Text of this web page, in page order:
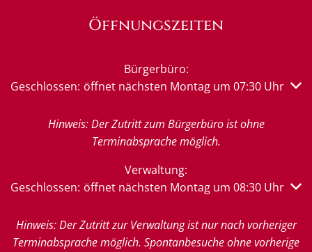
Öffnungszeiten
Bürgerbüro:
Klicken, um weitere Öffnungs- oder Schließzeiten
Geschlossen: öffnet nächsten Montag um 07:30 Uhr
Hinweis: Der Zutritt zum Bürgerbüro ist ohne
Terminabsprache möglich.
Verwaltung:
Klicken, um weitere Öffnungs- oder Schließzeiten
Geschlossen: öffnet nächsten Montag um 08:30 Uhr
Hinweis: Der Zutritt zur Verwaltung ist nur nach vorheriger
Terminabsprache möglich. Spontanbesuche ohne vorherige